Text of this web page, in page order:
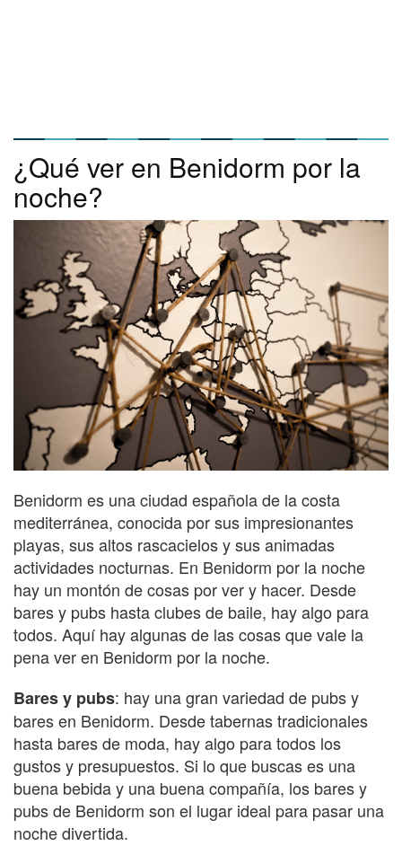
¿Qué ver en Benidorm por la
noche?
Benidorm es una ciudad española de la costa
mediterránea, conocida por sus impresionantes
playas, sus altos rascacielos y sus animadas
actividades nocturnas. En Benidorm por la noche
hay un montón de cosas por ver y hacer. Desde
bares y pubs hasta clubes de baile, hay algo para
todos. Aquí hay algunas de las cosas que vale la
pena ver en Benidorm por la noche.
Bares y pubs: hay una gran variedad de pubs y
bares en Benidorm. Desde tabernas tradicionales
hasta bares de moda, hay algo para todos los
gustos y presupuestos. Si lo que buscas es una
buena bebida y una buena compañía, los bares y
pubs de Benidorm son el lugar ideal para pasar una
noche divertida.